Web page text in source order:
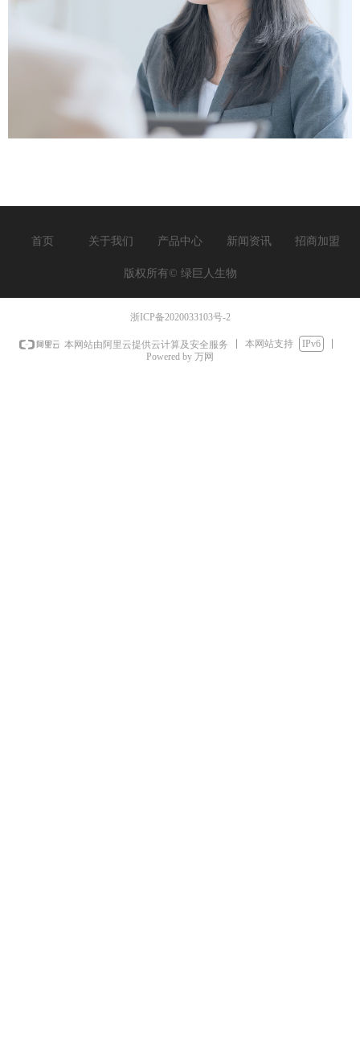
首页 关于我们 产品中心 新闻资讯 招商加盟
版权所有© 绿巨人生物
浙ICP备2020033103号-2
本网站由阿里云提供云计算及安全服务 本网站支持
IPv6
Powered by 万网